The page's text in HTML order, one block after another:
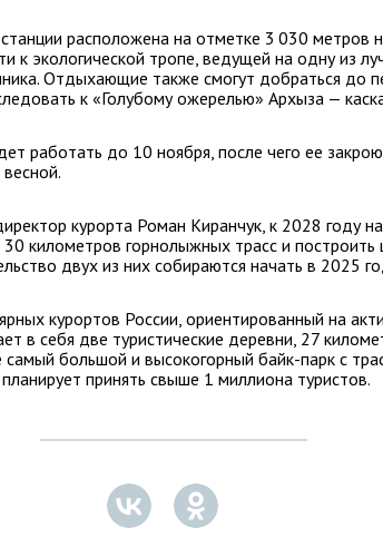
расположена на отметке 3 030 метров
к экологической тропе, ведущей на одну из
Отдыхающие также смогут добраться до
к «Голубому ожерелью» Архыза —
работать до 10 ноября, после чего ее
курорта Роман Киранчук, к 2028 году
30 километров горнолыжных трасс и
двух из них собираются начать в 2025
курортов России, ориентированный на
в себя две туристические деревни, 27
самый большой и высокогорный байк-парк с
принять свыше 1 миллиона туристов.